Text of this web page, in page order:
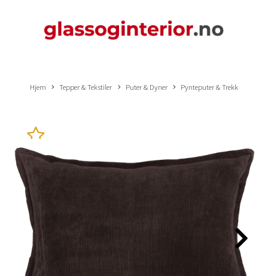
Hjem Tepper & Tekstiler Puter & Dyner Pynteputer & Trekk